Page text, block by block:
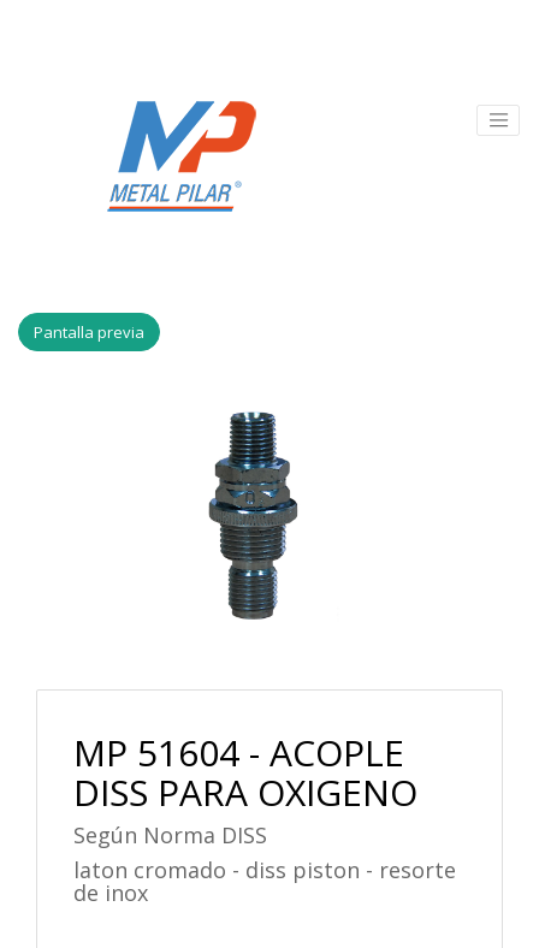
Pantalla previa
MP 51604 - ACOPLE
DISS PARA OXIGENO
Según Norma DISS
laton cromado - diss piston - resorte
de inox